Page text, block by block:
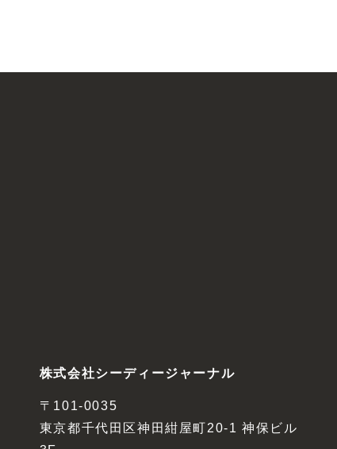
株式会社シーディージャーナル
〒101-0035
東京都千代田区神田紺屋町20-1 神保ビル